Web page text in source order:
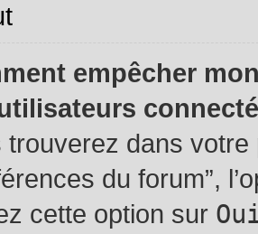
empêcher
trouverez dans votre
du forum”,
cette option sur